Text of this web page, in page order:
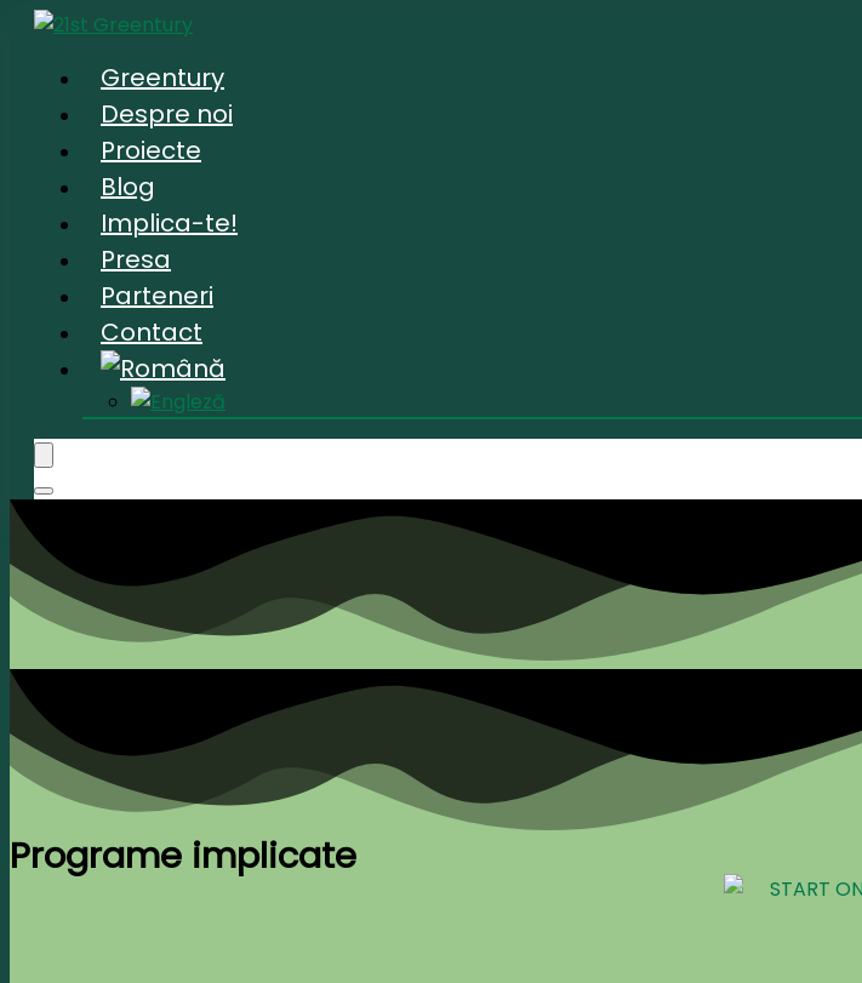
Greentury
Despre noi
Proiecte
Blog
Implica-te!
Presa
Parteneri
Contact
Programe implicate